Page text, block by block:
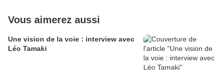
Vous aimerez aussi
Une vision de la voie : interview avec
Léo Tamaki